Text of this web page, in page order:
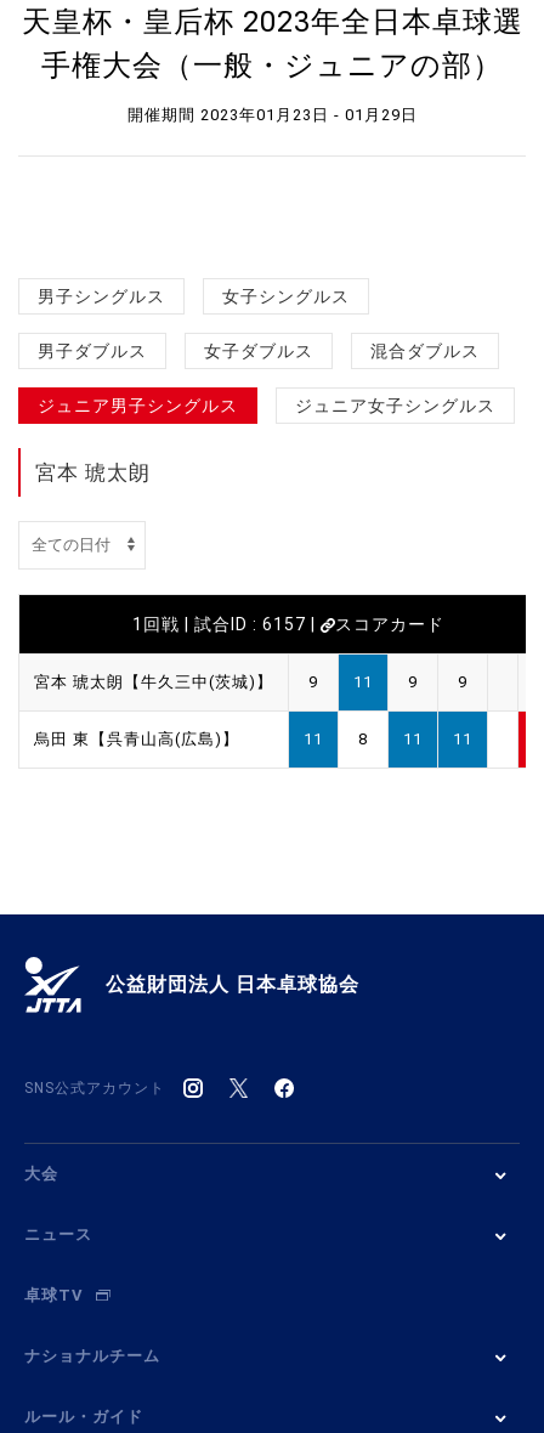
天皇杯・皇后杯 2023年全日本卓球選
手権大会（一般・ジュニアの部）
開催期間 2023年01月23日 - 01月29日
男子シングルス 女子シングルス
男子ダブルス 女子ダブルス 混合ダブルス
ジュニア男子シングルス ジュニア女子シングルス
宮本 琥太朗
1回戦 | 試合ID : 6157 | スコアカード
宮本 琥太朗【牛久三中(茨城)】 9 11 9 9
烏田 東【呉青山高(広島)】 11 8 11 11
公益財団法人 日本卓球協会
SNS公式アカウント
大会
ニュース
卓球TV
ナショナルチーム
ルール・ガイド